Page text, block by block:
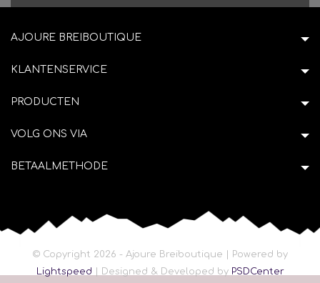
AJOURE BREIBOUTIQUE
KLANTENSERVICE
PRODUCTEN
VOLG ONS VIA
BETAALMETHODE
© Copyright 2026 - Ajoure Breiboutique | Powered by
Lightspeed | Designed & Developed by PSDCenter